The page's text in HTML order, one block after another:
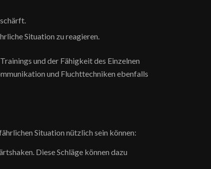
Situation zu reagieren.
und der Fähigkeit des Einzelnen
und Fluchttechniken ebenfalls
Situation nützlich sein können:
Diese Schläge können dazu